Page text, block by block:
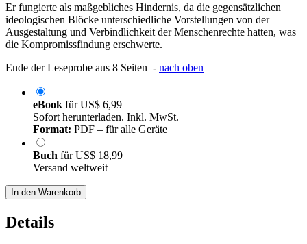
Er fungierte als maßgebliches Hindernis, da die gegensätzlichen
ideologischen Blöcke unterschiedliche Vorstellungen von der
Ausgestaltung und Verbindlichkeit der Menschenrechte hatten, was
die Kompromissfindung erschwerte.
Ende der Leseprobe aus 8 Seiten - nach oben
eBook fürUS$ 6,99
Sofort herunterladen. Inkl. MwSt.
Format: PDF – für alle Geräte
Buch fürUS$ 18,99
Versand weltweit
In den Warenkorb
Details